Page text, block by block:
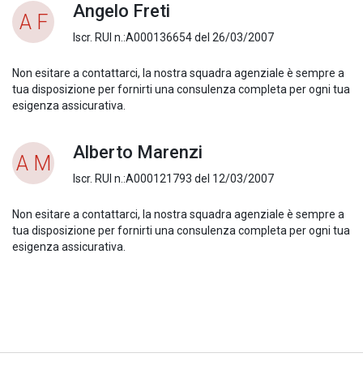
A F Angelo Freti
Iscr. RUI n.:A000136654 del 26/03/2007
Non esitare a contattarci, la nostra squadra agenziale è sempre a
tua disposizione per fornirti una consulenza completa per ogni tua
esigenza assicurativa.
A M Alberto Marenzi
Iscr. RUI n.:A000121793 del 12/03/2007
Non esitare a contattarci, la nostra squadra agenziale è sempre a
tua disposizione per fornirti una consulenza completa per ogni tua
esigenza assicurativa.